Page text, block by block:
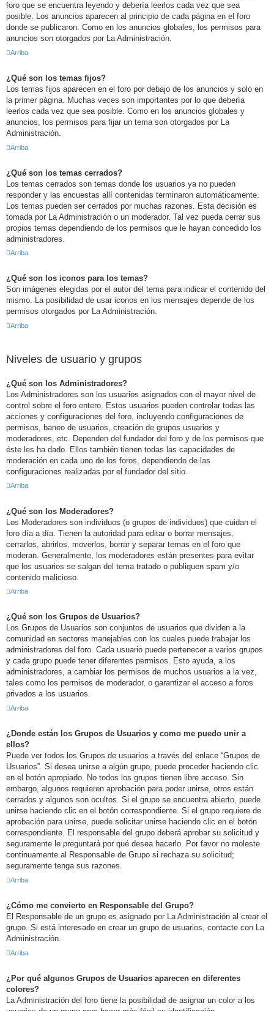
foro que se encuentra leyendo y debería leerlos cada vez que sea
posible. Los anuncios aparecen al principio de cada página en el foro
donde se publicaron. Como en los anuncios globales, los permisos para
anuncios son otorgados por La Administración.
Arriba
¿Qué son los temas fijos?
Los temas fijos aparecen en el foro por debajo de los anuncios y solo en
la primer página. Muchas veces son importantes por lo que debería
leerlos cada vez que sea posible. Como en los anuncios globales y
anuncios, los permisos para fijar un tema son otorgados por La
Administración.
Arriba
¿Qué son los temas cerrados?
Los temas cerrados son temas donde los usuarios ya no pueden
responder y las encuestas allí contenidas terminaron automáticamente.
Los temas pueden ser cerrados por muchas razones. Esta decisión es
tomada por La Administración o un moderador. Tal vez pueda cerrar sus
propios temas dependiendo de los permisos que le hayan concedido los
administradores.
Arriba
¿Qué son los iconos para los temas?
Son imágenes elegidas por el autor del tema para indicar el contenido del
mismo. La posibilidad de usar iconos en los mensajes depende de los
permisos otorgados por La Administración.
Arriba
Niveles de usuario y grupos
¿Qué son los Administradores?
Los Administradores son los usuarios asignados con el mayor nivel de
control sobre el foro entero. Estos usuarios pueden controlar todas las
acciones y configuraciones del foro, incluyendo configuraciones de
permisos, baneo de usuarios, creación de grupos usuarios y
moderadores, etc. Dependen del fundador del foro y de los permisos que
éste les ha dado. Ellos también tienen todas las capacidades de
moderación en cada uno de los foros, dependiendo de las
configuraciones realizadas por el fundador del sitio.
Arriba
¿Qué son los Moderadores?
Los Moderadores son individuos (o grupos de individuos) que cuidan el
foro día a día. Tienen la autoridad para editar o borrar mensajes,
cerrarlos, abrirlos, moverlos, borrar y separar temas en el foro que
moderan. Generalmente, los moderadores están presentes para evitar
que los usuarios se salgan del tema tratado o publiquen spam y/o
contenido malicioso.
Arriba
¿Qué son los Grupos de Usuarios?
Los Grupos de Usuarios son conjuntos de usuarios que dividen a la
comunidad en sectores manejables con los cuales puede trabajar los
administradores del foro. Cada usuario puede pertenecer a varios grupos
y cada grupo puede tener diferentes permisos. Esto ayuda, a los
administradores, a cambiar los permisos de muchos usuarios a la vez,
tales como los permisos de moderador, o garantizar el acceso a foros
privados a los usuarios.
Arriba
¿Donde están los Grupos de Usuarios y como me puedo unir a
ellos?
Puede ver todos los Grupos de usuarios a través del enlace “Grupos de
Usuarios”. Si desea unirse a algún grupo, puede proceder haciendo clic
en el botón apropiado. No todos los grupos tienen libre acceso. Sin
embargo, algunos requieren aprobación para poder unirse, otros están
cerrados y algunos son ocultos. Si el grupo se encuentra abierto, puede
unirse haciendo clic en el botón correspondiente. Si el grupo requiere de
aprobación para unirse, puede solicitar unirse haciendo clic en el botón
correspondiente. El responsable del grupo deberá aprobar su solicitud y
seguramente le preguntará por qué desea hacerlo. Por favor no moleste
continuamente al Responsable de Grupo si rechaza su solicitud;
seguramente tenga sus razones.
Arriba
¿Cómo me convierto en Responsable del Grupo?
El Responsable de un grupo es asignado por La Administración al crear el
grupo. Si está interesado en crear un grupo de usuarios, contacte con La
Administración.
Arriba
¿Por qué algunos Grupos de Usuarios aparecen en diferentes
colores?
La Administración del foro tiene la posibilidad de asignar un color a los